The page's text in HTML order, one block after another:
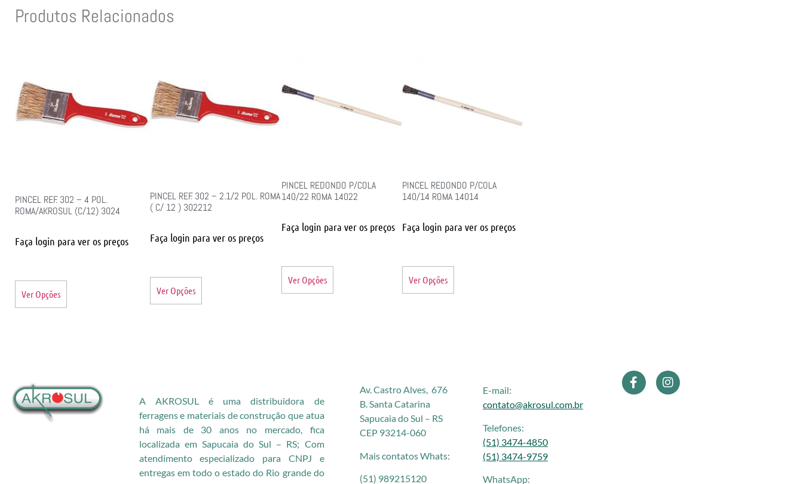
Produtos Relacionados
PINCEL REF. 302 – 4 POL.
ROMA/AKROSUL (C/12) 3024
Faça login para ver os preços
Ver Opções
PINCEL REF. 302 – 2.1/2 POL. ROMA
( C/ 12 ) 302212
Faça login para ver os preços
Ver Opções
PINCEL REDONDO P/COLA
140/22 ROMA 14022
Faça login para ver os preços
Ver Opções
PINCEL REDONDO P/COLA
140/14 ROMA 14014
Faça login para ver os preços
Ver Opções
A AKROSUL é uma distribuidora de
ferragens e materiais de construção que atua
há mais de 30 anos no mercado, fica
localizada em Sapucaia do Sul – RS; Com
atendimento especializado para CNPJ e
entregas em todo o estado do Rio grande do
Av. Castro Alves, 676
B. Santa Catarina
Sapucaia do Sul – RS
CEP 93214-060
Mais contatos Whats:
(51) 989215120
E-mail:
contato@akrosul.com.br
Telefones:
(51) 3474-4850
(51) 3474-9759
WhatsApp: